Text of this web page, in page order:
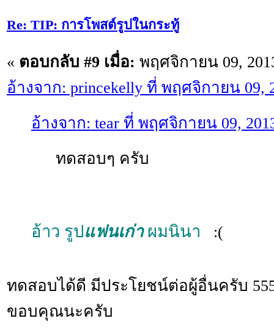
Re: TIP: การโพสต์รูปในกระทู้
« ตอบกลับ #9 เมื่อ: พฤศจิกายน 09,
อ้างจาก: princekelly ที่ พฤศจิกายน 09,
อ้างจาก: tear ที่ พฤศจิกายน 09,
ทดสอบๆ ครับ
อ้าว รูปแฟนเก่าผมนินา :(
ทดสอบได้ดี มีประโยชน์ต่อผู้อื่นครับ
ขอบคุณนะครับ